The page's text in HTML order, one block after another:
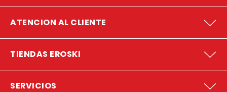
ATENCION AL CLIENTE
TIENDAS EROSKI
SERVICIOS